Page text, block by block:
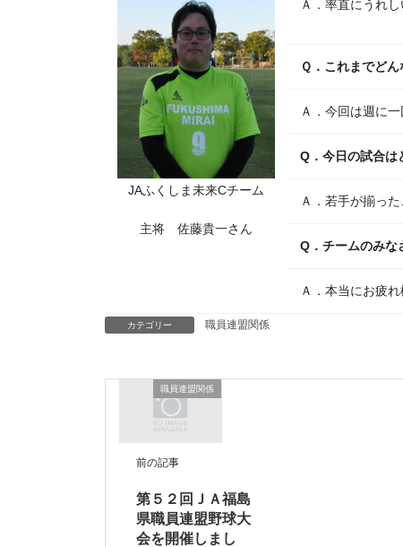
JAふくしま未来Cチーム
主将 佐藤貴一さん
Ａ．率直にうれし
Ｑ．これまでど
Ａ．今回は週に
Q．今日の試合は
Ａ．若手が揃った
Q．チームのみな
Ａ．本当にお疲
カテゴリー 職員連盟関係
職員連盟関係
前の記事
第５２回ＪＡ福島
県職員連盟野球大
会を開催しまし